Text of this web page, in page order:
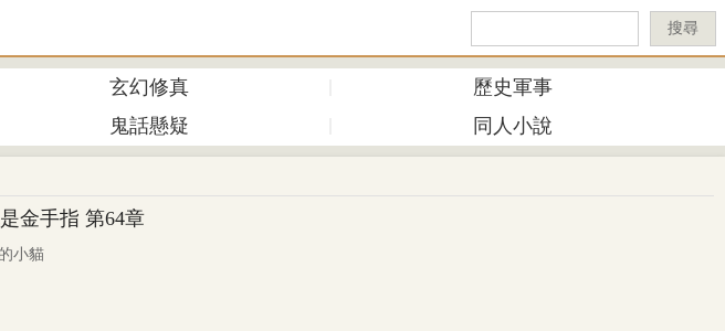
搜尋
玄幻修真
歷史軍事
鬼話懸疑 同人小說
金手指 第64章
小貓